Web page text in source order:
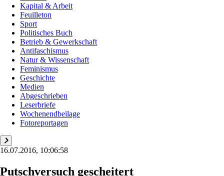
Kapital & Arbeit
Feuilleton
Sport
Politisches Buch
Betrieb & Gewerkschaft
Antifaschismus
Natur & Wissenschaft
Feminismus
Geschichte
Medien
Abgeschrieben
Leserbriefe
Wochenendbeilage
Fotoreportagen
16.07.2016, 10:06:58
Putschversuch gescheitert